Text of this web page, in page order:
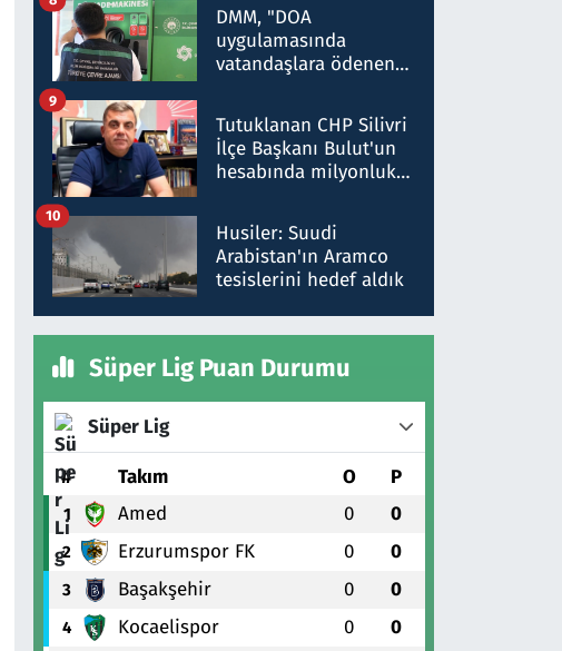
DMM, "DOA
uygulamasında
vatandaşlara ödenen
düşürüldüğü" iddiasını
yalanladı
Tutuklanan CHP Silivri
İlçe Başkanı Bulut'un
hesabında milyonluk
talimat verdi, ben
gönderdim
9
Husiler: Suudi
Arabistan'ın Aramco
tesislerini hedef aldık
10
Süper Lig Puan Durumu
Süper Lig
# Takım O P
1 Amed 0 0
2 Erzurumspor FK 0 0
3 Başakşehir 0 0
4 Kocaelispor 0 0